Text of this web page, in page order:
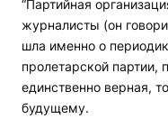
“Партийная
журналисты (он
шла именно о
пролетарской партии,
единственно верная,
будущему.